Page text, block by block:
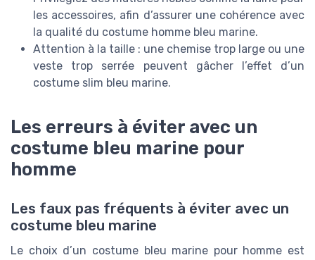
les accessoires, afin d’assurer une cohérence avec
la qualité du costume homme bleu marine.
Attention à la taille : une chemise trop large ou une
veste trop serrée peuvent gâcher l’effet d’un
costume slim bleu marine.
Les erreurs à éviter avec un
costume bleu marine pour
homme
Les faux pas fréquents à éviter avec un
costume bleu marine
Le choix d’un costume bleu marine pour homme est